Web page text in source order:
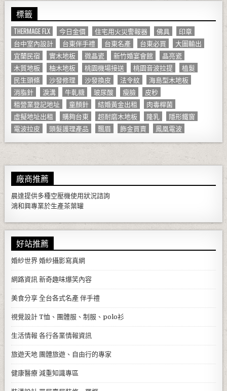
標籤
THERMAGE FLX 今日金價 住宅用火災警報器 佛具
印章
台中室內設計
台東伴手禮 台東名產 台東必買
大圖輸出
宜蘭民宿
實木地板 微晶瓷 新竹婚宴會館
晶亮瓷
木質地板
柚木地板 桃園機場接送 桃園音波拉提
植髮
民生頭條
沙發修理 沙發換皮 法令紋
海島型木地板
消脂針
淚溝 牛軋糖 玻尿酸 瘦臉
皮秒
租營業登記地址
童顏針 結婚黃金出租
肉毒桿菌
虛擬地址出租
購夠台東 超耐磨木地板 隆乳
隱形鐵窗
電波拉皮
頭髮護理產品 飄眉 飾金買賣 鳳凰電波
廠商推薦
晨達提供多種空壓機使用狀況諮詢
鴻和興專業於生產茶葉罐
好站推薦
婚紗世界 婚紗攝影寫真網
網路資訊 新奇趣味爆笑內容
美食分享 全台各式名產 伴手禮
視覺設計 T恤、團體服、制服、polo衫
生活情報 各行各業情報資訊
旅遊天地 團體旅遊、自由行的專家
健康醫療 減重知識專區